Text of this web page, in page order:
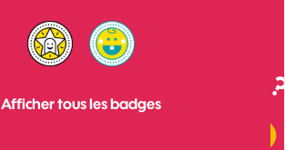
Afficher tous les badges